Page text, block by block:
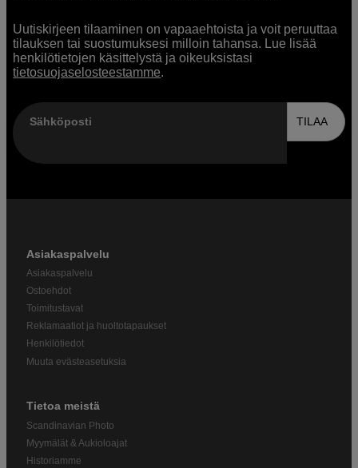
Uutiskirjeen tilaaminen on vapaaehtoista ja voit peruuttaa
tilauksen tai suostumuksesi milloin tahansa. Lue lisää
henkilötietojen käsittelystä ja oikeuksistasi
tietosuojaselosteestamme.
Sähköposti TILAA
Asiakaspalvelu
Asiakaspalvelu
Ostoehdot
Toimitustavat
Reklamaatiot ja huoltotapaukset
Henkilötiedot
Muuta evästeasetuksia
Tietoa meistä
Scandinavian Photo
Myymälät & Aukioloajat
Historiamme